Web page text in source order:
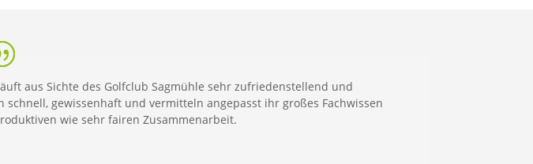
aus Sichte des Golfclub Sagmühle sehr zufriedenstellend und
gewissenhaft und vermitteln angepasst ihr großes Fachwissen
wie sehr fairen Zusammenarbeit.